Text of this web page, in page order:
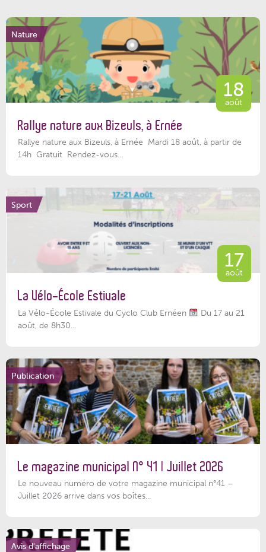
Nature
18
août
Rallye nature aux Bizeuls, à Ernée
Rallye nature aux Bizeuls, à Ernée Mardi 18 août, à partir de
14h Gratuit Rendez-vous...
Sport
17
août
La Vélo-École Estivale
La Vélo-École Estivale du Cyclo Club Ernéen
Du 17 au 21
août, de 8h30...
Publication
Le magazine municipal N° 41 | Juillet 2026
Le nouveau numéro de votre magazine municipal n°41 –
Juillet 2026 arrive dans vos boîtes...
Avis d'affichage